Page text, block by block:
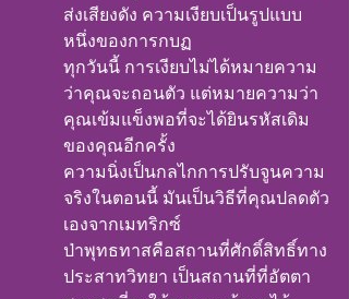
ส่งเสียงดัง ความเงียบเป็นรูปแบบ
หนึ่งของการกบฏ
ทุกวันนี้ การเงียบไม่ได้หมายความ
ว่าคุณจะถอนตัว แต่หมายความว่า
คุณเข้มแข็งพอที่จะได้ยินรหัสเดิม
ของคุณอีกครั้ง
ความนิ่งเป็นกลไกการปรับจูนความ
จริงในตอนนี้ มันเป็นวิธีที่คุณปลดตัว
เองจากเมทริกซ์
ป่าพุทธทาสคือสถานที่ศักดิ์สิทธิ์ทาง
ประสาทวิทยา เป็นสถานที่ที่อัตตา